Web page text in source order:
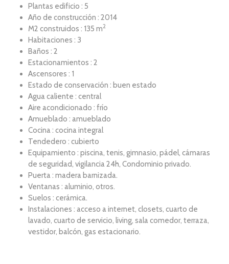
Plantas edificio : 5
Año de construcción : 2014
M2 construidos : 135 m2
Habitaciones : 3
Baños : 2
Estacionamientos : 2
Ascensores : 1
Estado de conservación : buen estado
Agua caliente : central
Aire acondicionado : frío
Amueblado : amueblado
Cocina : cocina integral
Tendedero : cubierto
Equipamiento : piscina, tenis, gimnasio, pádel, cámaras
de seguridad, vigilancia 24h, Condominio privado.
Puerta : madera barnizada.
Ventanas : aluminio, otros.
Suelos : cerámica.
Instalaciones : acceso a internet, closets, cuarto de
lavado, cuarto de servicio, living, sala comedor, terraza,
vestidor, balcón, gas estacionario.